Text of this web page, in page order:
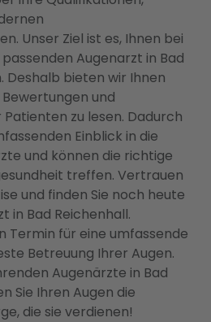
Unser Ziel ist es, Ihnen bei
Augenarzt in Bad
Deshalb bieten wir Ihnen
und
zu lesen. Dadurch
Einblick in die
und können die richtige
treffen. Vertrauen
und finden Sie noch heute
in Bad Reichenhall.
Termin für eine umfassende
Betreuung Ihrer Augen.
Augenärzte in Bad
Sie Ihren Augen die
die sie verdienen!